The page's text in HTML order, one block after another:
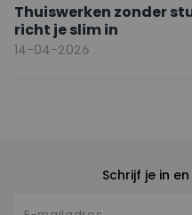
Thuiswerken zonder
richt je slim in
14-04-2026
Schrijf je in